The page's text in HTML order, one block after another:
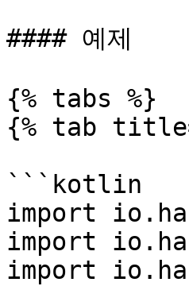
#### 예제
{% tabs %}
{% tab
```kotlin
import
import
import